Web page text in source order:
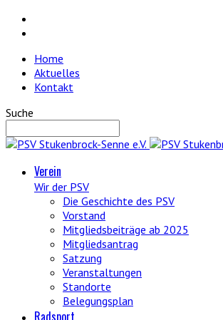
Home
Aktuelles
Kontakt
Suche
Verein
Wir der PSV
Die Geschichte des PSV
Vorstand
Mitgliedsbeiträge ab 2025
Mitgliedsantrag
Satzung
Veranstaltungen
Standorte
Belegungsplan
Radsport